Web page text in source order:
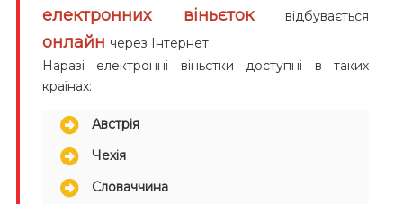
електронних віньєток відбувається
онлайн через Інтернет.
Наразі електронні віньєтки доступні в таких
країнах:
Австрія
Чехія
Словаччина